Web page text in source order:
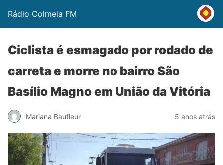
Rádio Colmeia FM
Ciclista é esmagado por rodado de
carreta e morre no bairro São
Basílio Magno em União da Vitória
Mariana Baufleur 5 anos atrás